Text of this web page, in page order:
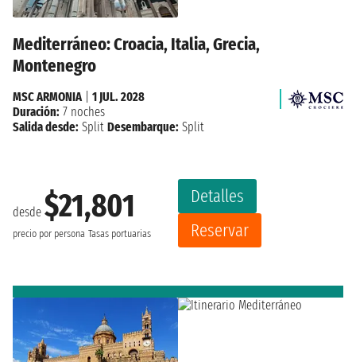
Mediterráneo: Croacia, Italia, Grecia,
Montenegro
desde $21,801
precio por persona Tasas portuarias
Detalles
Reservar
MSC ARMONIA| 1 JUL. 2028
Duración: 7 noches
Salida desde: Split Desembarque: Split